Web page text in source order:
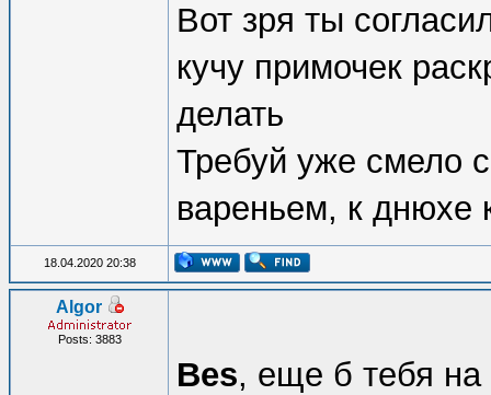
Вот зря ты
кучу примочек
делать
Требуй уже смело
вареньем, к днюхе
18.04.2020 20:38
Algor
Posts: 3883
Bes, еще б тебя